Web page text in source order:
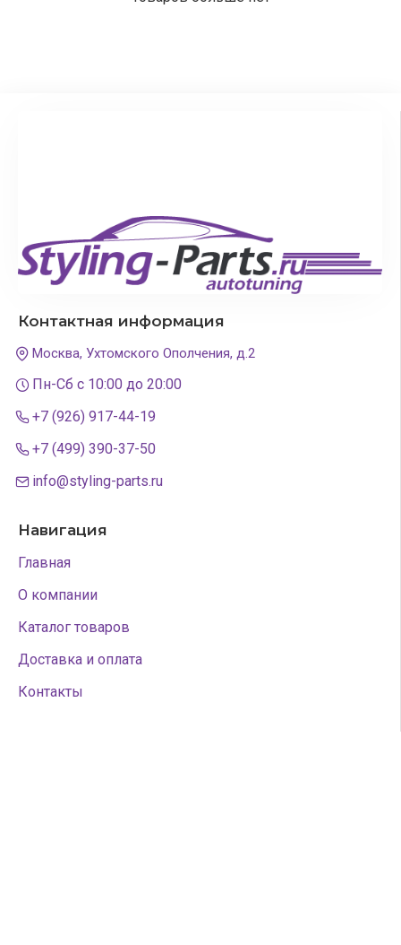
Контактная информация
Москва, Ухтомского Ополчения, д.2
Пн-Сб с 10:00 до 20:00
+7 (926) 917-44-19
+7 (499) 390-37-50
info@styling-parts.ru
Навигация
Главная
О компании
Каталог товаров
Доставка и оплата
Контакты